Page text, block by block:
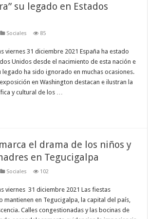
su legado en Estados
Sociales 85
viernes 31 diciembre 2021 España ha estado
Unidos desde el nacimiento de esta nación e
legado ha sido ignorado en muchas ocasiones.
en Washington destacan e ilustran la
y cultural de los …
el drama de los niños y
en Tegucigalpa
Sociales 102
viernes 31 diciembre 2021 Las fiestas
mantienen en Tegucigalpa, la capital del país,
Calles congestionadas y las bocinas de